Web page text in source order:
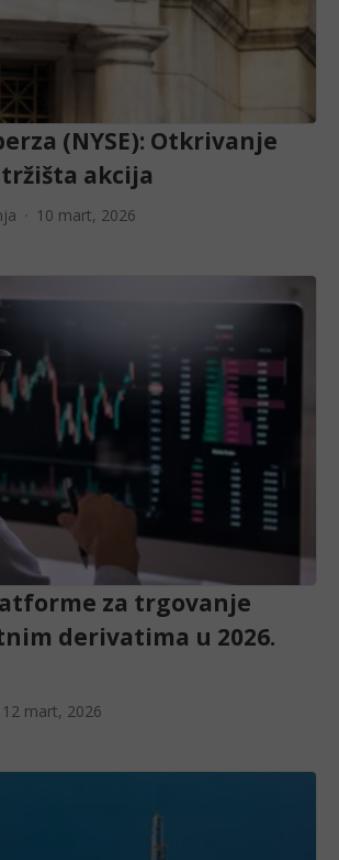
(NYSE): Otkrivanje
akcija
10 mart, 2026
za trgovanje
derivatima u 2026.
12 mart, 2026